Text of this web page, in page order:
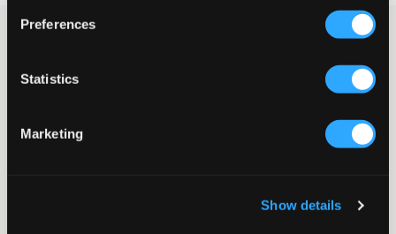
Preferences
Statistics
Marketing
Show details
Stripete skjorte fra RYVLS med et stilrent og allsidig design.
den passende både til hverdags og mer formelle anledninger.
Den rette passformen gir et avslappet men velkledd uttrykk. Kan